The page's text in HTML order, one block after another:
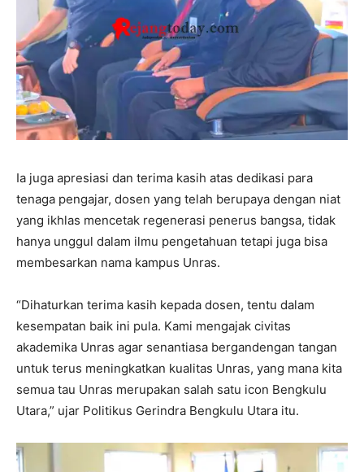
Ia juga apresiasi dan terima kasih atas dedikasi para
tenaga pengajar, dosen yang telah berupaya dengan niat
yang ikhlas mencetak regenerasi penerus bangsa, tidak
hanya unggul dalam ilmu pengetahuan tetapi juga bisa
membesarkan nama kampus Unras.
“Dihaturkan terima kasih kepada dosen, tentu dalam
kesempatan baik ini pula. Kami mengajak civitas
akademika Unras agar senantiasa bergandengan tangan
untuk terus meningkatkan kualitas Unras, yang mana kita
semua tau Unras merupakan salah satu icon Bengkulu
Utara,” ujar Politikus Gerindra Bengkulu Utara itu.